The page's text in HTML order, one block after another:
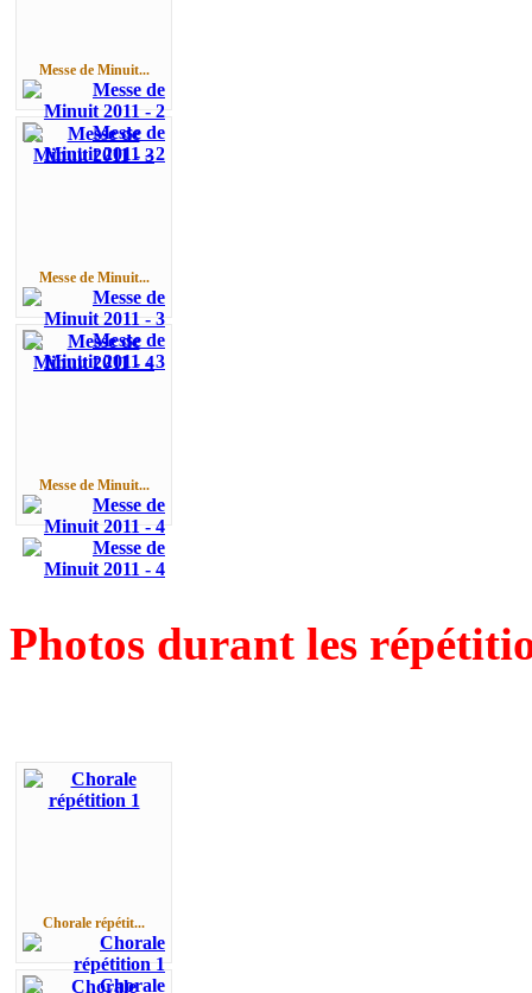
Messe de Minuit...
Messe de Minuit...
Messe de Minuit...
Photos durant les
Chorale répétit...